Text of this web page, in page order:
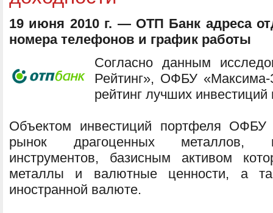
19 июня 2010 г. — ОТП Банк адреса
номера телефонов и график работы
Согласно данным
Рейтинг», ОФБУ
рейтинг лучших
Объектом инвестиций портфеля ОФБУ
рынок драгоценных металлов,
инструментов, базисным активом
металлы и валютные ценности, а
иностранной валюте.